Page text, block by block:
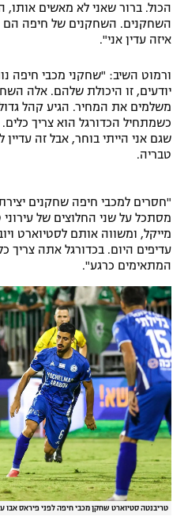
הכול. ברור שאני לא מאשים אותו,
השחקנים. השחקנים של חיפה
איזה עדין אני".
ורמוט השיב: "שחקני מכבי חיפה
יודעים, זו היכולת שלהם. אלה
משלמים את המחיר. הגיע קהל גדול
כשמתחיל הכדורגל הוא צריך
שגם אני הייתי בוחר, אבל זה
טבריה.
"חסרים למכבי חיפה שחקנים
מסתכל על שני החלוצים של עירוני
מייקל, ומשווה אותם לסטיוארט
עדיפים היום. בכדורגל אתה צריך
המתאימים כרגע".
טריבנטה סטיוארט שחקן מכבי חיפה לפני פיראס אבו